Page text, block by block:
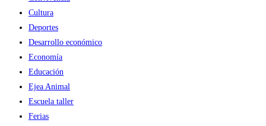
Cultura
Deportes
Desarrollo económico
Economía
Educación
Ejea Animal
Escuela taller
Ferias